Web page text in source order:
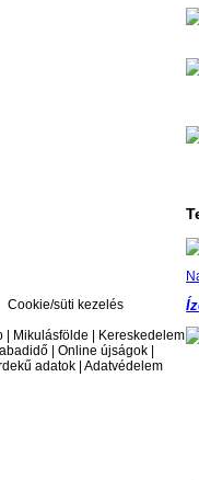
Cookie/süti kezelés
| Mikulásfölde | Kereskedelem
| Online újságok |
adatok | Adatvédelem